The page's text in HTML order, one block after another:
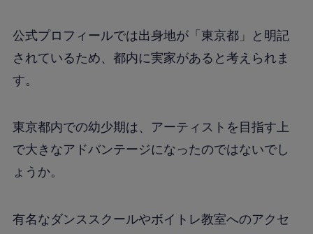
公式プロフィールでは出身地が「東京都」と明記
されているため、都内に実家があると考えられま
す。
東京都内での幼少期は、アーティストを目指す上
で大きなアドバンテージになったのではないでし
ょうか。
有名なダンススクールやボイトレ教室へのアクセ